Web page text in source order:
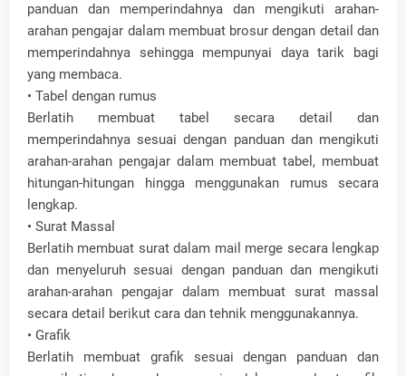
panduan dan memperindahnya dan mengikuti arahan-
arahan pengajar dalam membuat brosur dengan detail dan
memperindahnya sehingga mempunyai daya tarik bagi
yang membaca.
• Tabel dengan rumus
Berlatih membuat tabel secara detail dan
memperindahnya sesuai dengan panduan dan mengikuti
arahan-arahan pengajar dalam membuat tabel, membuat
hitungan-hitungan hingga menggunakan rumus secara
lengkap.
• Surat Massal
Berlatih membuat surat dalam mail merge secara lengkap
dan menyeluruh sesuai dengan panduan dan mengikuti
arahan-arahan pengajar dalam membuat surat massal
secara detail berikut cara dan tehnik menggunakannya.
• Grafik
Berlatih membuat grafik sesuai dengan panduan dan